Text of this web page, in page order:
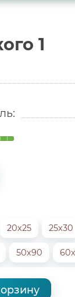
1
20х25 25х30
50х90